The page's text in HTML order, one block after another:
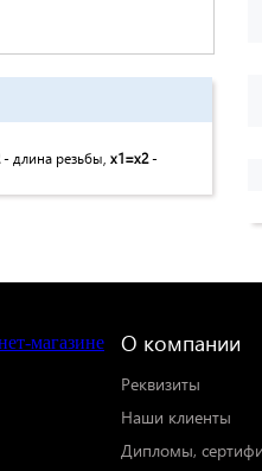
- длина резьбы, x1=x2-
О компании
Реквизиты
Наши клиенты
Дипломы,